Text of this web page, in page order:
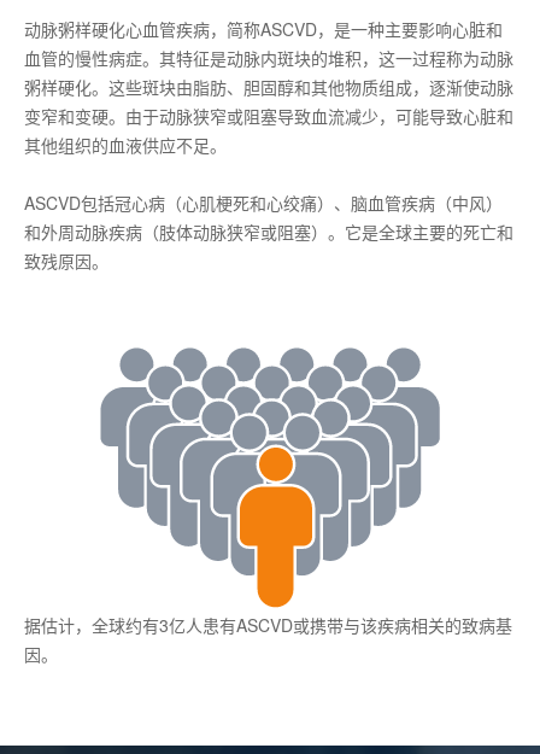
动脉粥样硬化心血管疾病，简称ASCVD，是一种主要影响心脏和
血管的慢性病症。其特征是动脉内斑块的堆积，这一过程称为动脉
粥样硬化。这些斑块由脂肪、胆固醇和其他物质组成，逐渐使动脉
变窄和变硬。由于动脉狭窄或阻塞导致血流减少，可能导致心脏和
其他组织的血液供应不足。
ASCVD包括冠心病（心肌梗死和心绞痛）、脑血管疾病（中风）
和外周动脉疾病（肢体动脉狭窄或阻塞）。它是全球主要的死亡和
致残原因。
据估计，全球约有3亿人患有ASCVD或携带与该疾病相关的致病基
因。